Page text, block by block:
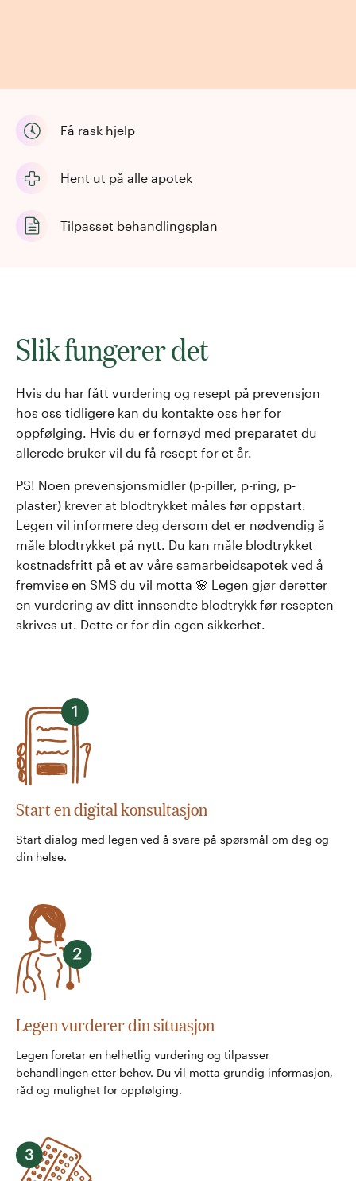
Få rask hjelp
Hent ut på alle apotek
Tilpasset behandlingsplan
Slik fungerer det
Hvis du har fått vurdering og resept på prevensjon
hos oss tidligere kan du kontakte oss her for
oppfølging. Hvis du er fornøyd med preparatet du
allerede bruker vil du få resept for et år.
PS! Noen prevensjonsmidler (p-piller, p-ring, p-
plaster) krever at blodtrykket måles før oppstart.
Legen vil informere deg dersom det er nødvendig å
måle blodtrykket på nytt. Du kan måle blodtrykket
kostnadsfritt på et av våre samarbeidsapotek ved å
fremvise en SMS du vil motta 🌸 Legen gjør deretter
en vurdering av ditt innsendte blodtrykk før resepten
skrives ut. Dette er for din egen sikkerhet.
Start en digital konsultasjon
Start dialog med legen ved å svare på spørsmål om deg og
din helse.
Legen vurderer din situasjon
Legen foretar en helhetlig vurdering og tilpasser
behandlingen etter behov. Du vil motta grundig informasjon,
råd og mulighet for oppfølging.